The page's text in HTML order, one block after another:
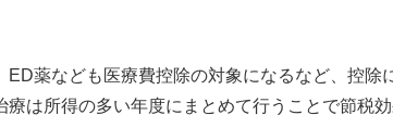
ED薬なども医療費控除の対象になるなど、控除
は所得の多い年度にまとめて行うことで節税効